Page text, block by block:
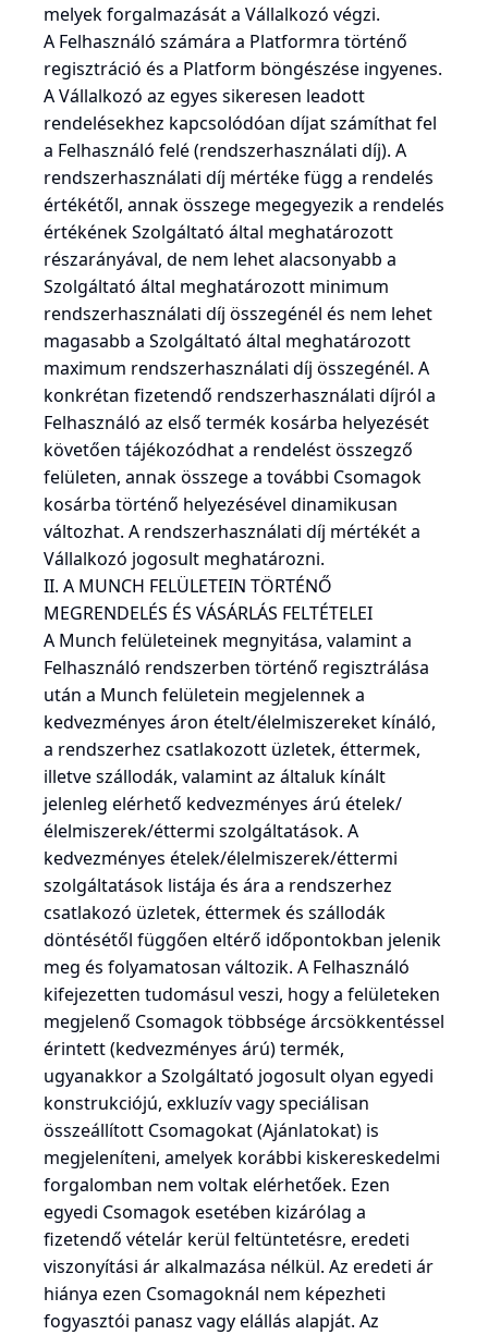
melyek forgalmazását a Vállalkozó végzi.
A Felhasználó számára a Platformra történő
regisztráció és a Platform böngészése ingyenes.
A Vállalkozó az egyes sikeresen leadott
rendelésekhez kapcsolódóan díjat számíthat fel
a Felhasználó felé (rendszerhasználati díj). A
rendszerhasználati díj mértéke függ a rendelés
értékétől, annak összege megegyezik a rendelés
értékének Szolgáltató által meghatározott
részarányával, de nem lehet alacsonyabb a
Szolgáltató által meghatározott minimum
rendszerhasználati díj összegénél és nem lehet
magasabb a Szolgáltató által meghatározott
maximum rendszerhasználati díj összegénél. A
konkrétan fizetendő rendszerhasználati díjról a
Felhasználó az első termék kosárba helyezését
követően tájékozódhat a rendelést összegző
felületen, annak összege a további Csomagok
kosárba történő helyezésével dinamikusan
változhat. A rendszerhasználati díj mértékét a
Vállalkozó jogosult meghatározni.
II. A MUNCH FELÜLETEIN TÖRTÉNŐ
MEGRENDELÉS ÉS VÁSÁRLÁS FELTÉTELEI
A Munch felületeinek megnyitása, valamint a
Felhasználó rendszerben történő regisztrálása
után a Munch felületein megjelennek a
kedvezményes áron ételt/élelmiszereket kínáló,
a rendszerhez csatlakozott üzletek, éttermek,
illetve szállodák, valamint az általuk kínált
jelenleg elérhető kedvezményes árú ételek/
élelmiszerek/éttermi szolgáltatások. A
kedvezményes ételek/élelmiszerek/éttermi
szolgáltatások listája és ára a rendszerhez
csatlakozó üzletek, éttermek és szállodák
döntésétől függően eltérő időpontokban jelenik
meg és folyamatosan változik. A Felhasználó
kifejezetten tudomásul veszi, hogy a felületeken
megjelenő Csomagok többsége árcsökkentéssel
érintett (kedvezményes árú) termék,
ugyanakkor a Szolgáltató jogosult olyan egyedi
konstrukciójú, exkluzív vagy speciálisan
összeállított Csomagokat (Ajánlatokat) is
megjeleníteni, amelyek korábbi kiskereskedelmi
forgalomban nem voltak elérhetőek. Ezen
egyedi Csomagok esetében kizárólag a
fizetendő vételár kerül feltüntetésre, eredeti
viszonyítási ár alkalmazása nélkül. Az eredeti ár
hiánya ezen Csomagoknál nem képezheti
fogyasztói panasz vagy elállás alapját. Az